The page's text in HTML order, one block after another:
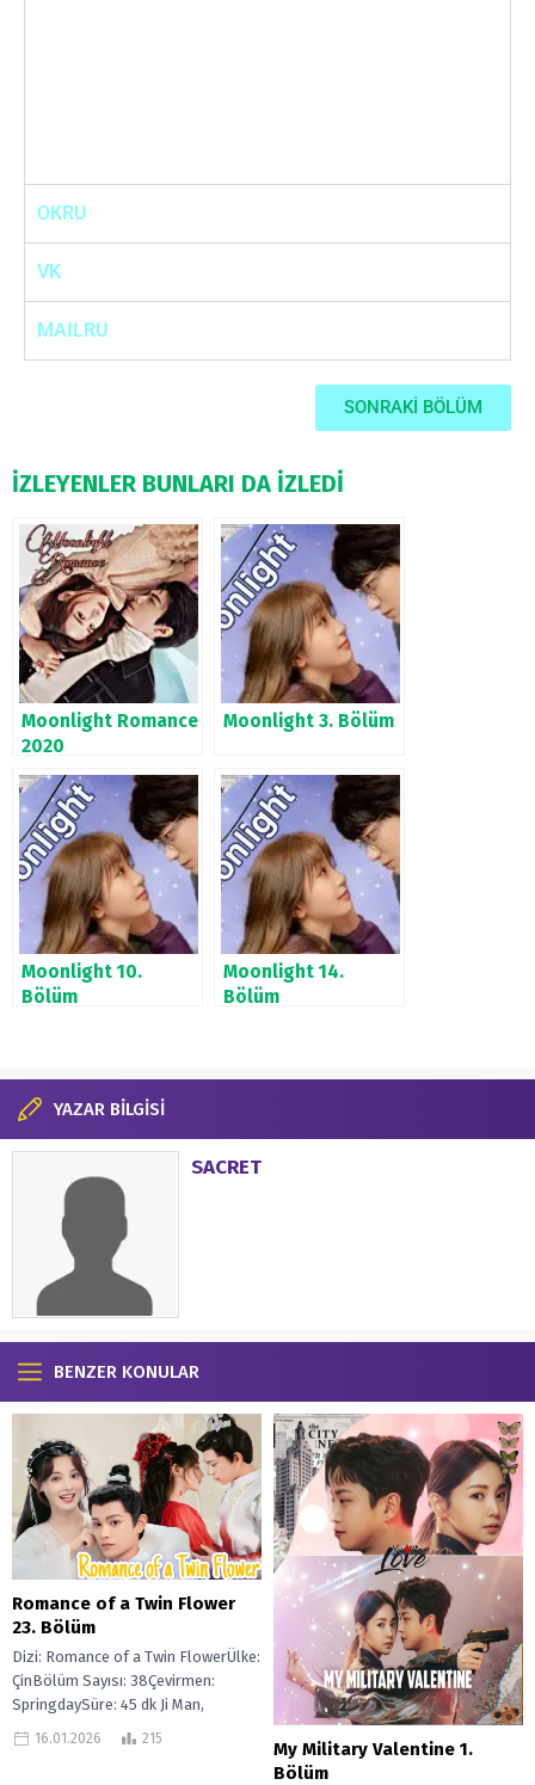
OKRU
VK
MAILRU
SONRAKİ BÖLÜM
İZLEYENLER BUNLARI DA İZLEDİ
Moonlight Romance
2020
Moonlight 3. Bölüm
Moonlight 10.
Bölüm
Moonlight 14.
Bölüm
YAZAR BİLGİSİ
SACRET
BENZER KONULAR
Romance of a Twin Flower
23. Bölüm
Dizi: Romance of a Twin FlowerÜlke:
ÇinBölüm Sayısı: 38Çevirmen:
SpringdaySüre: 45 dk Ji Man,
Haifanglı genç bir kadındır. Neşeli
16.01.2026 215
My Military Valentine 1.
Bölüm